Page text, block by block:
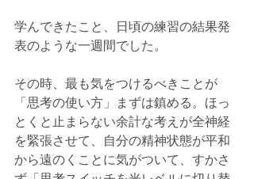
学んできたこと、日頃の練習の結果発
表のような一週間でした。
その時、最も気をつけるべきことが
「思考の使い方」まずは鎮める。ほっ
とくと止まらない余計な考えが全神経
を緊張させて、自分の精神状態が平和
から遠のくことに気がついて、すかさ